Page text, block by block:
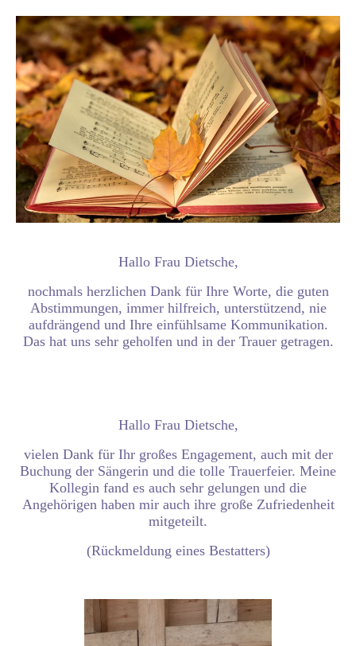
Hallo Frau Dietsche,
nochmals herzlichen Dank für Ihre Worte, die guten
Abstimmungen, immer hilfreich, unterstützend, nie
aufdrängend und Ihre einfühlsame Kommunikation.
Das hat uns sehr geholfen und in der Trauer getragen.
Hallo Frau Dietsche,
vielen Dank für Ihr großes Engagement, auch mit der
Buchung der Sängerin und die tolle Trauerfeier. Meine
Kollegin fand es auch sehr gelungen und die
Angehörigen haben mir auch ihre große Zufriedenheit
mitgeteilt.
(Rückmeldung eines Bestatters)